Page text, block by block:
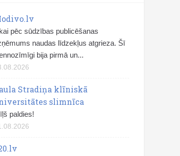
pēc sūdzības publicēšanas
naudas līdzekļus atgrieza. Šī
bija pirmā un...
Stradiņa klīniskā
slimnīca
paldies!